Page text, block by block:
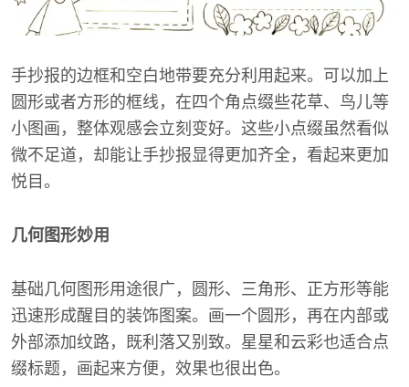
手抄报的边框和空白地带要充分利用起来。可以加上
圆形或者方形的框线，在四个角点缀些花草、鸟儿等
小图画，整体观感会立刻变好。这些小点缀虽然看似
微不足道，却能让手抄报显得更加齐全，看起来更加
悦目。
几何图形妙用
基础几何图形用途很广，圆形、三角形、正方形等能
迅速形成醒目的装饰图案。画一个圆形，再在内部或
外部添加纹路，既利落又别致。星星和云彩也适合点
缀标题，画起来方便，效果也很出色。